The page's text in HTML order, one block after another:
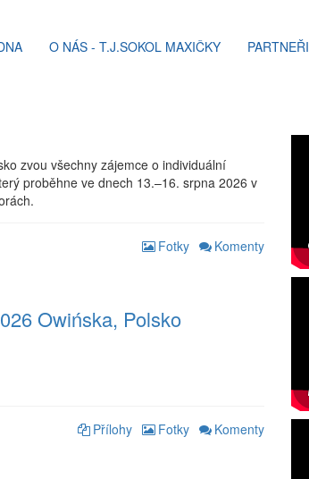
O NÁS - T.J.SOKOL MAXIČKY PARTNEŘI
zvou všechny zájemce o individuální
proběhne ve dnech 13.–16. srpna 2026 v
Fotky Komenty
Owińska, Polsko
Přílohy Fotky Komenty